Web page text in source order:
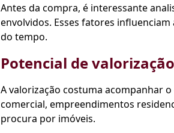
Antes da compra, é interessante
envolvidos. Esses fatores
do tempo.
Potencial de
A valorização costuma acompanhar
comercial, empreendimentos
procura por imóveis.